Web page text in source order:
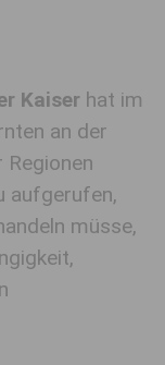
Kaiser hat im
an der
aufgerufen,
müsse,